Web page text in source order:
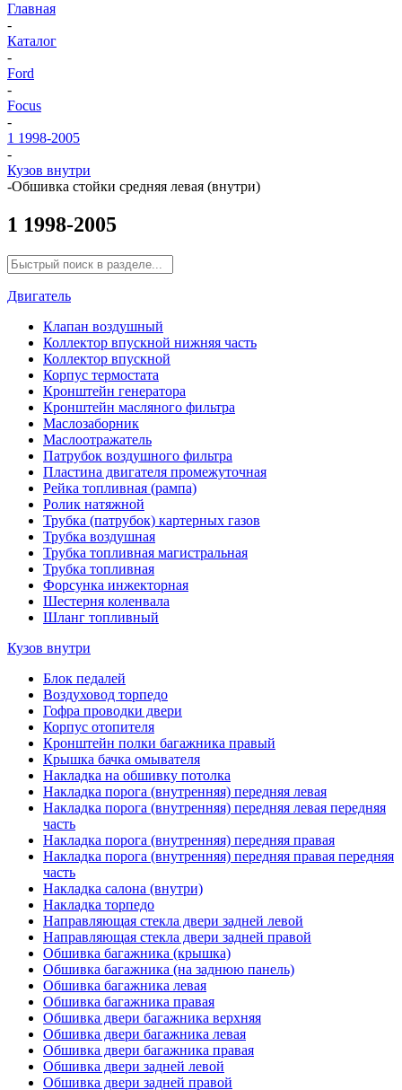
Главная
-
Каталог
-
Ford
-
Focus
-
1 1998-2005
-
Кузов внутри
-Обшивка стойки средняя левая (внутри)
1 1998-2005
Двигатель
Клапан воздушный
Коллектор впускной нижняя часть
Коллектор впускной
Корпус термостата
Кронштейн генератора
Кронштейн масляного фильтра
Маслозаборник
Маслоотражатель
Патрубок воздушного фильтра
Пластина двигателя промежуточная
Рейка топливная (рампа)
Ролик натяжной
Трубка (патрубок) картерных газов
Трубка воздушная
Трубка топливная магистральная
Трубка топливная
Форсунка инжекторная
Шестерня коленвала
Шланг топливный
Кузов внутри
Блок педалей
Воздуховод торпедо
Гофра проводки двери
Корпус отопителя
Кронштейн полки багажника правый
Крышка бачка омывателя
Накладка на обшивку потолка
Накладка порога (внутренняя) передняя левая
Накладка порога (внутренняя) передняя левая передняя
часть
Накладка порога (внутренняя) передняя правая
Накладка порога (внутренняя) передняя правая передняя
часть
Накладка салона (внутри)
Накладка торпедо
Направляющая стекла двери задней левой
Направляющая стекла двери задней правой
Обшивка багажника (крышка)
Обшивка багажника (на заднюю панель)
Обшивка багажника левая
Обшивка багажника правая
Обшивка двери багажника верхняя
Обшивка двери багажника левая
Обшивка двери багажника правая
Обшивка двери задней левой
Обшивка двери задней правой